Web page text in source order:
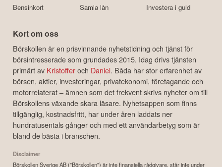
Bensinkort
Samla lån
Investera i guld
Kort om oss
Börskollen är en prisvinnande nyhetstidning och tjänst för
börsintresserade som grundades 2015. Idag drivs tjänsten
primärt av Kristofferoch Daniel. Båda har stor erfarenhet av
börsen, aktier, investeringar, privatekonomi, företagande och
motorrelaterat – ämnen som det frekvent skrivs nyheter om till
Börskollens växande skara läsare. Nyhetsappen som finns
tillgänglig, kostnadsfritt, har under åren laddats ner
hundratusentals gånger och med ett användarbetyg som är
bland de bästa i branschen.
Disclaimer
Börskollen Sverige AB ("Börskollen") är inte finansiella rådgivare, står inte under